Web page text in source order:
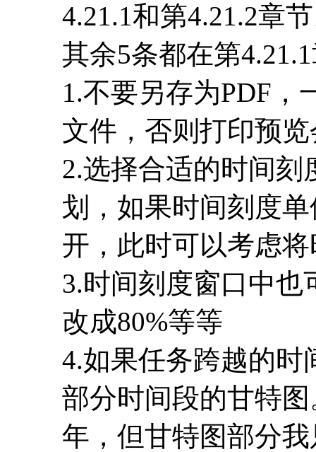
4.21.1和第4.21.2章
其余5条都在第
1.不要另存为PDF，
文件，否则打印预
2.选择合适的时间
划，如果时间刻度
开，此时可以考虑
3.时间刻度窗口中
改成80%等等
4.如果任务跨越的时
部分时间段的甘特
年，但甘特图部分